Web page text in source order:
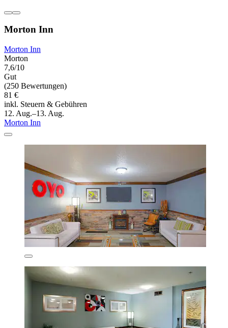
Morton Inn
Morton Inn
Morton
7,6/10
Gut
(250 Bewertungen)
81 €
inkl. Steuern & Gebühren
12. Aug.–13. Aug.
Morton Inn